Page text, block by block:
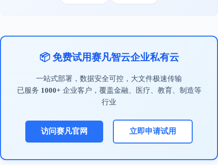
📦 免费试用赛凡智云企业私有云
一站式部署，数据安全可控，大文件极速传输
已服务 1000+ 企业客户，覆盖金融、医疗、教育、制造等
行业
访问赛凡官网 立即申请试用